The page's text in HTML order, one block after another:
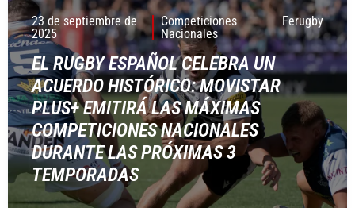
23 de septiembre de
2025
Competiciones
Nacionales
Ferugby
EL RUGBY ESPAÑOL CELEBRA UN
ACUERDO HISTÓRICO: MOVISTAR
PLUS+ EMITIRÁ LAS MÁXIMAS
COMPETICIONES NACIONALES
DURANTE LAS PRÓXIMAS 3
TEMPORADAS